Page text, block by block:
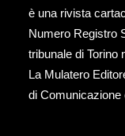
è una rivista
Numero Registro
tribunale di Torino
La Mulatero
di Comunicazione